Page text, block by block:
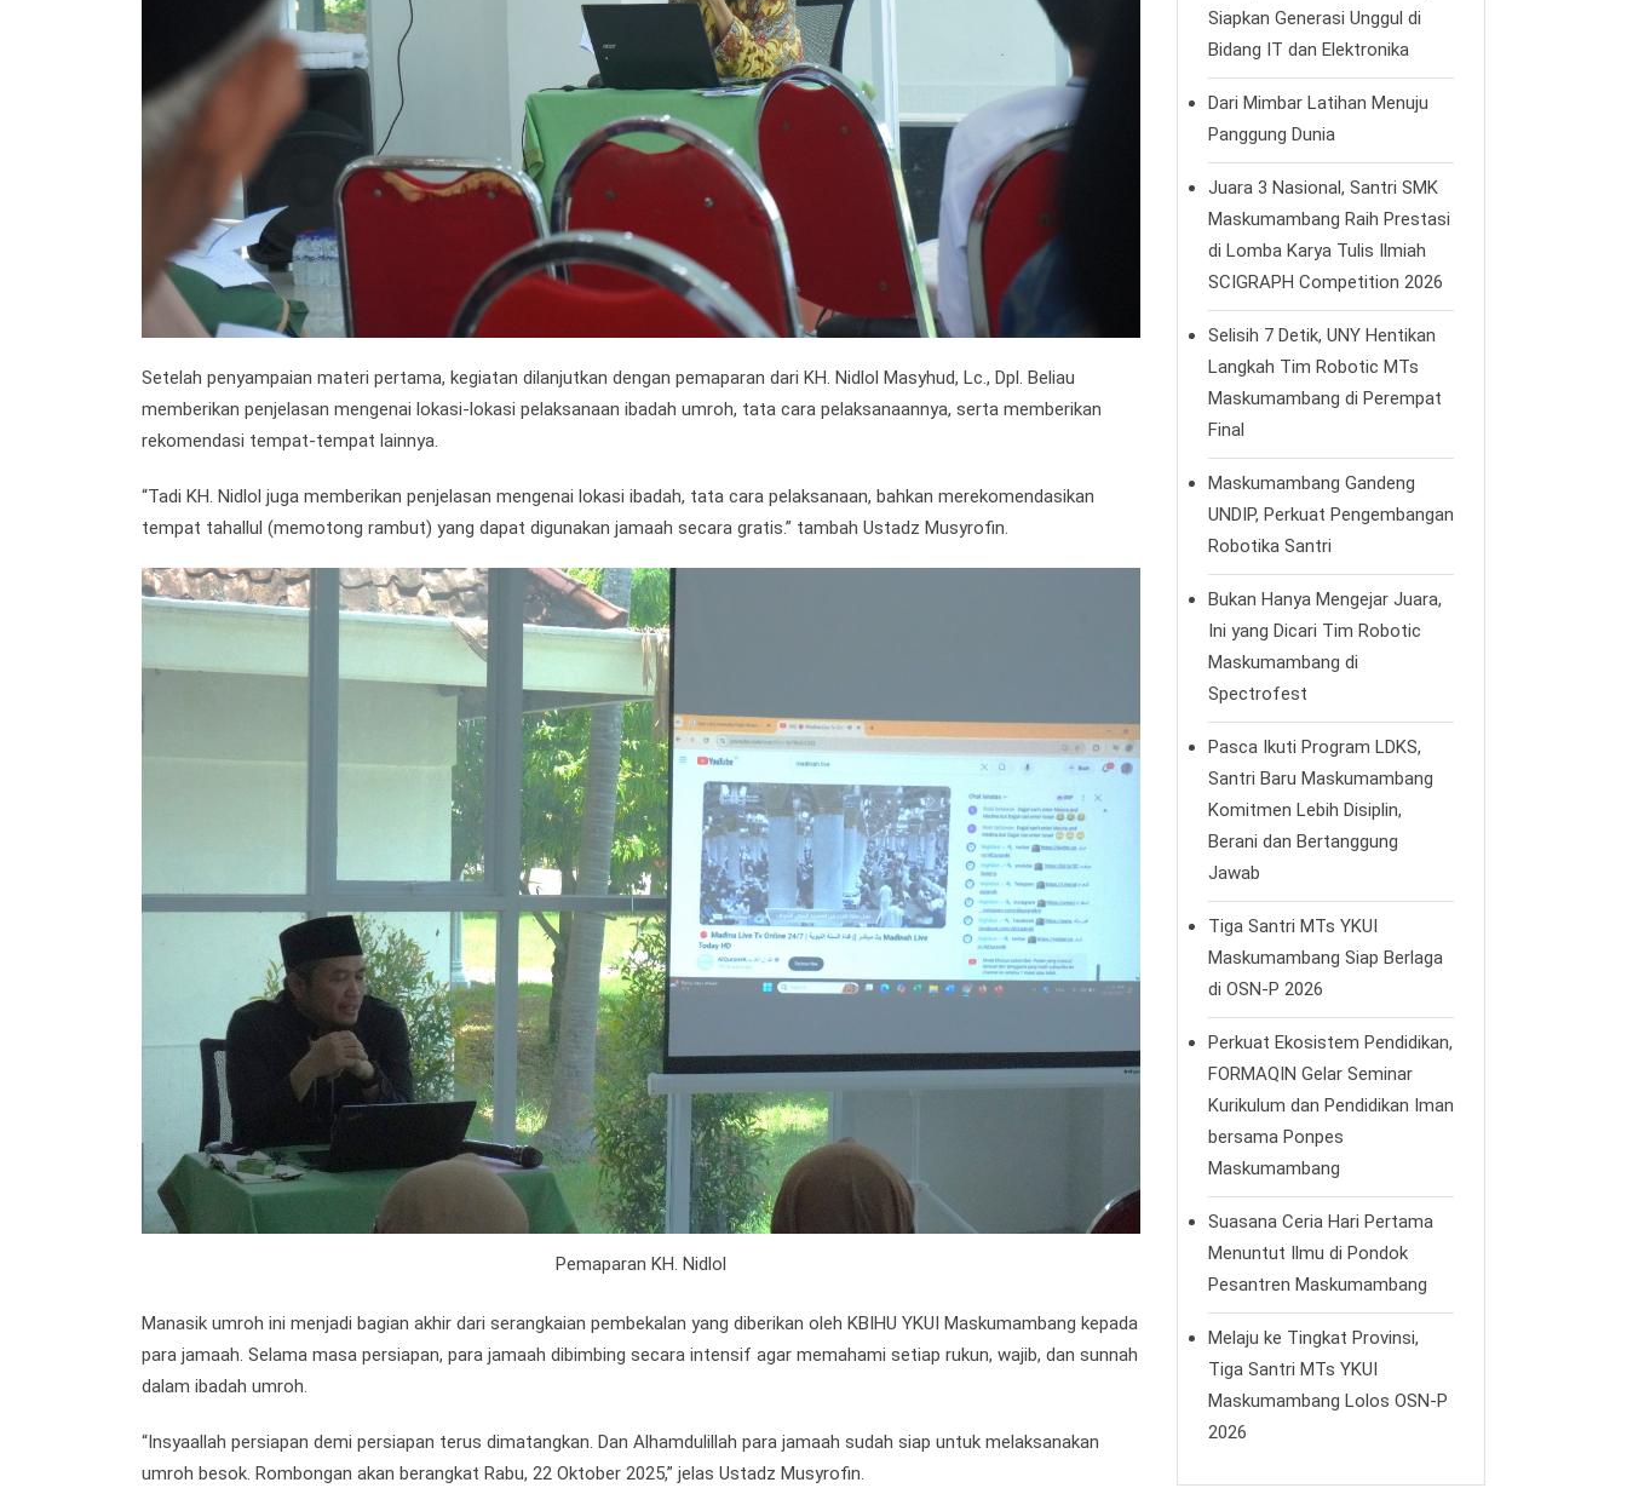
Setelah penyampaian materi pertama, kegiatan dilanjutkan dengan pemaparan dari KH. Nidlol Masyhud, Lc., Dpl. Beliau
memberikan penjelasan mengenai lokasi-lokasi pelaksanaan ibadah umroh, tata cara pelaksanaannya, serta memberikan
rekomendasi tempat-tempat lainnya.
“Tadi KH. Nidlol juga memberikan penjelasan mengenai lokasi ibadah, tata cara pelaksanaan, bahkan merekomendasikan
tempat tahallul (memotong rambut) yang dapat digunakan jamaah secara gratis.” tambah Ustadz Musyrofin.
Pemaparan KH. Nidlol
Manasik umroh ini menjadi bagian akhir dari serangkaian pembekalan yang diberikan oleh KBIHU YKUI Maskumambang kepada
para jamaah. Selama masa persiapan, para jamaah dibimbing secara intensif agar memahami setiap rukun, wajib, dan sunnah
dalam ibadah umroh.
“Insyaallah persiapan demi persiapan terus dimatangkan. Dan Alhamdulillah para jamaah sudah siap untuk melaksanakan
umroh besok. Rombongan akan berangkat Rabu, 22 Oktober 2025,” jelas Ustadz Musyrofin.
Siapkan Generasi Unggul di
Bidang IT dan Elektronika
Dari Mimbar Latihan Menuju
Panggung Dunia
Juara 3 Nasional, Santri SMK
Maskumambang Raih Prestasi
di Lomba Karya Tulis Ilmiah
SCIGRAPH Competition 2026
Selisih 7 Detik, UNY Hentikan
Langkah Tim Robotic MTs
Maskumambang di Perempat
Final
Maskumambang Gandeng
UNDIP, Perkuat Pengembangan
Robotika Santri
Bukan Hanya Mengejar Juara,
Ini yang Dicari Tim Robotic
Maskumambang di
Spectrofest
Pasca Ikuti Program LDKS,
Santri Baru Maskumambang
Komitmen Lebih Disiplin,
Berani dan Bertanggung
Jawab
Tiga Santri MTs YKUI
Maskumambang Siap Berlaga
di OSN-P 2026
Perkuat Ekosistem Pendidikan,
FORMAQIN Gelar Seminar
Kurikulum dan Pendidikan Iman
bersama Ponpes
Maskumambang
Suasana Ceria Hari Pertama
Menuntut Ilmu di Pondok
Pesantren Maskumambang
Melaju ke Tingkat Provinsi,
Tiga Santri MTs YKUI
Maskumambang Lolos OSN-P
2026